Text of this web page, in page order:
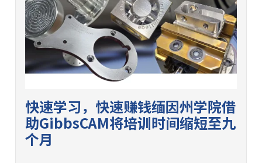
快速学习，快速赚钱缅因州学院借
助GibbsCAM将培训时间缩短至九
个月